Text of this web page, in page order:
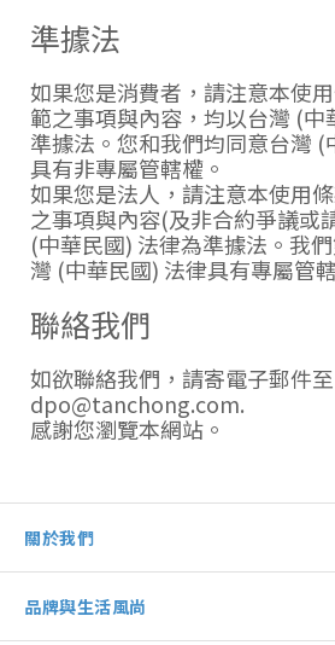
準據法
如果您是消費者，請注意本使
範之事項與內容，均以台灣 (中
準據法。您和我們均同意台灣 (
具有非專屬管轄權。
如果您是法人，請注意本使用
之事項與內容(及非合約爭議或
(中華民國) 法律為準據法。我
灣 (中華民國) 法律具有專屬管
聯絡我們
如欲聯絡我們，請寄電子郵件至
dpo@tanchong.com.
感謝您瀏覽本網站。
關於我們
品牌與生活風尚